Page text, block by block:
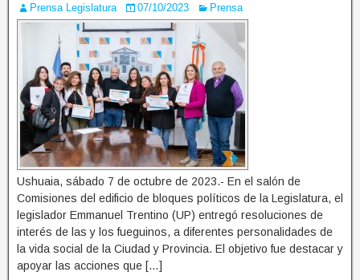
Prensa Legislatura 07/10/2023 Prensa
Ushuaia, sábado 7 de octubre de 2023.- En el salón de
Comisiones del edificio de bloques políticos de la Legislatura, el
legislador Emmanuel Trentino (UP) entregó resoluciones de
interés de las y los fueguinos, a diferentes personalidades de
la vida social de la Ciudad y Provincia. El objetivo fue destacar y
apoyar las acciones que […]